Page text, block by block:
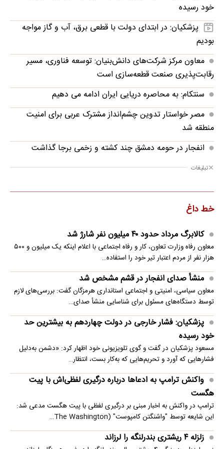
خود رسیده
پزشکیان: در ابتدای دولت با قطعی برق، آب و گاز مواجه
بودیم
معاون مرکز شرکت‌های دانش‌بنیان: توسعه فناوری، مسیر
رقابت‌پذیری صنعت قطعه‌سازی است
سنتکام: به محاصره دریایی ایران ادامه می دهیم
مصر خواستار تدوین چشم‌انداز مشترک عربی برای امنیت
منطقه شد
انفجار در حومه دمشق چند کشته و زخمی برجا گذاشت
تبلیغات
خط داغ
کالابرگ مرداد حدود ۴۰‌ میلیون نفر شارژ شد
معاون رفاه وزارت تعاون، کار و رفاه اجتماعی با اعلام اینکه یک میلیون و ۵۰۰
هزار نفر از مردم اعتبار تیر خود را استفاده…
منشأ صدای انفجار در قشم مشخص شد
معاون سیاسی، امنیتی و اجتماعی استانداری هرمزگان گفت: بررسی‌های لازم
توسط دستگاه‌های مسئول برای شناسایی منشأ صدای…
پزشکیان: فشار خارجی در دولت چهاردهم به بیشترین حد
خود رسیده
مسعود پزشکیان در گفت و گوی تلویزیونی خود اظهار کرد: «دشمن به‌دلیل
فشارهایی که آورد و تحریم‌هایی که به‌کار بست، انتظار…
واکنش ترامپ به ادعاها درباره درگیری لفظی‌اش با پیت
هگست
ترامپ در واکنش به اخبار مبنی بر درگیری لفظی با پیت هگست مدعی شد:
این شایعه توسط "واشنگتن کامپوست" (The Washington…
زلزله ۴ ریشتری بندرلنگه را لرزاند